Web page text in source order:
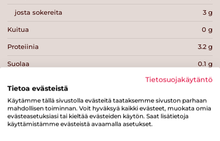
josta sokereita 3 g
Kuitua 0 g
Proteiinia 3.2 g
Suolaa 0.1 g
Tulosta sivu Jaa tuote
Tietosuojakäytäntö
Tietoa evästeistä
Käytämme tällä sivustolla evästeitä taataksemme sivuston parhaan
mahdollisen toiminnan. Voit hyväksyä kaikki evästeet, muokata omia
evästeasetuksiasi tai kieltää evästeiden käytön. Saat lisätietoja
käyttämistämme evästeistä avaamalla asetukset.